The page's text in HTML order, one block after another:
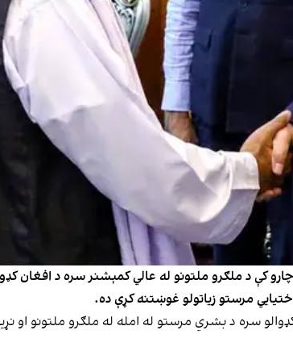
چارو کې د ملګرو ملتونو له عالي کمېشنر سره د افغان
مرستو زیاتولو غوښتنه کړې ده.
سره د بشري مرستو له امله له ملګرو ملتونو او